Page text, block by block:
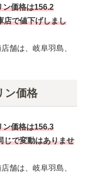
ン価格は156.2
店で値下げしまし
舗は、岐阜羽島、
ン価格
ン価格は156.3
じで変動はありませ
舗は、岐阜羽島、